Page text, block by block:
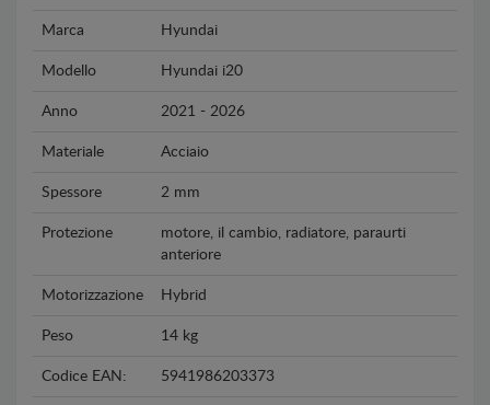
Marca Hyundai
Modello Hyundai i20
Anno 2021 - 2026
Materiale Acciaio
Spessore 2 mm
Protezione
motore, il cambio, radiatore, paraurti
anteriore
Motorizzazione Hybrid
Peso 14 kg
Codice EAN: 5941986203373